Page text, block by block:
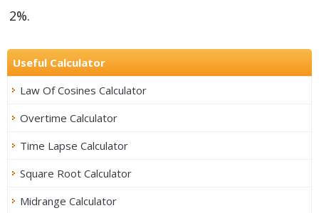
2%.
Useful Calculator
Law Of Cosines Calculator
Overtime Calculator
Time Lapse Calculator
Square Root Calculator
Midrange Calculator